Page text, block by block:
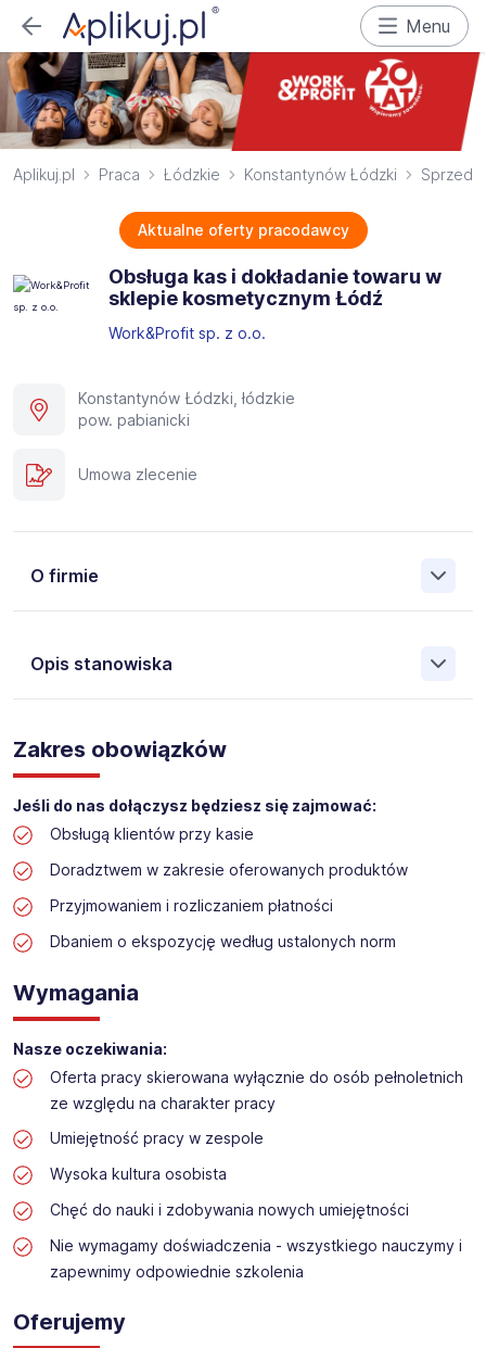
Menu
Aplikuj.pl Praca Łódzkie Konstantynów Łódzki
Aktualne oferty pracodawcy
Obsługa kas i dokładanie towaru w
sklepie kosmetycznym Łódź
Work&Profit sp. z o.o.
Konstantynów Łódzki, łódzkie
pow. pabianicki
Umowa zlecenie
O firmie
Opis stanowiska
Pośrednictwa Pracy i Doradztwa Personalnego Work &
Profit jest obecnie jedną z największych niezależnych
polskich agencji zatrudnienia. W ciągu wielu lat naszej
działalności daliśmy pracę przeszło 50 000 pracowników
w całym kraju. Skutecznie znajdujemy pracowników dla
największych firm, jak również małych rodzinnych
przedsiębiorstw w Polsce. Agencja jest wpisana pod nr
stanowisko:
kosmetycznym
Lokalizacja:
Zakres obowiązków
Jeśli do nas dołączysz będziesz się zajmować:
Obsługą klientów przy kasie
Doradztwem w zakresie oferowanych produktów
Przyjmowaniem i rozliczaniem płatności
Dbaniem o ekspozycję według ustalonych norm
Wymagania
Nasze oczekiwania:
Oferta pracy skierowana wyłącznie do osób pełnoletnich
ze względu na charakter pracy
Umiejętność pracy w zespole
Wysoka kultura osobista
Chęć do nauki i zdobywania nowych umiejętności
Nie wymagamy doświadczenia - wszystkiego nauczymy i
zapewnimy odpowiednie szkolenia
Oferujemy